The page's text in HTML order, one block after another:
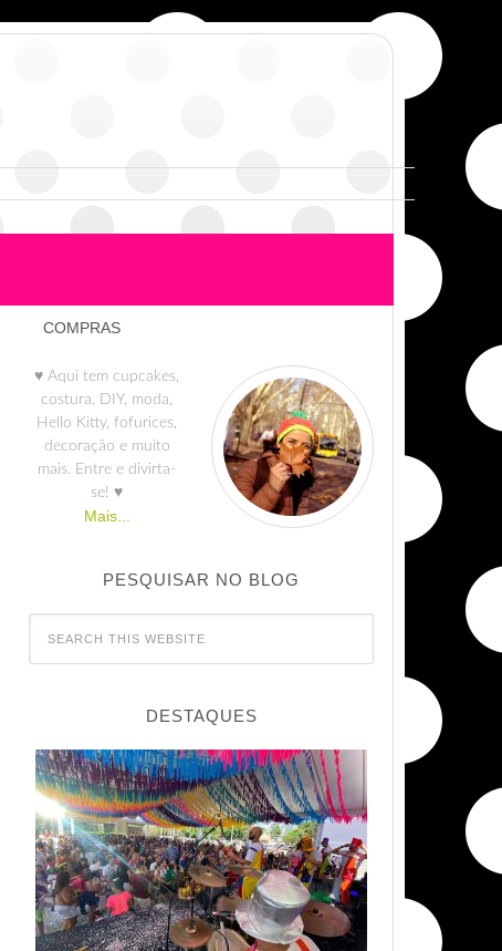
COMPRAS
♥ Aqui tem cupcakes,
costura, DIY, moda,
Hello Kitty, fofurices,
decoração e muito
mais. Entre e divirta-
se! ♥
Mais...
PESQUISAR NO BLOG
DESTAQUES